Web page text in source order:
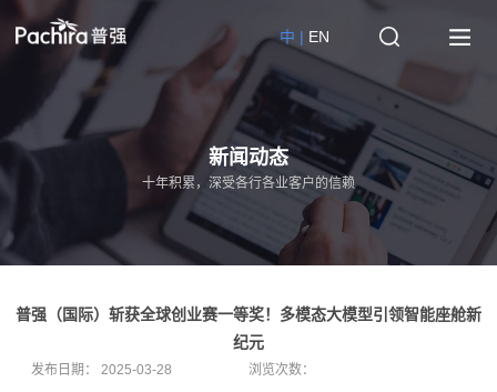
EN
中 |
新闻动态
十年积累，深受各行各业客户的信赖
普强（国际）斩获全球创业赛一等奖！多模态大模型引领智能座舱新
纪元
发布日期： 2025-03-28 浏览次数：